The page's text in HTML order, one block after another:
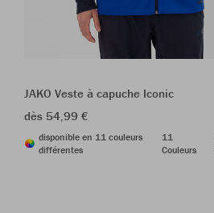
JAKO Veste à capuche Iconic
dès 54,99 €
disponible en 11 couleurs
différentes
11
Couleurs